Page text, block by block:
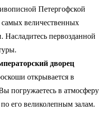
Петергофской
величественных
Насладитесь первозданной
дворец
открывается в
погружаетесь в атмосферу
его великолепным залам.